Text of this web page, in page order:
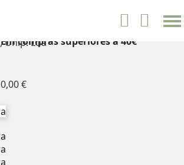
Em compras superiores a 40€
0,00 €
 